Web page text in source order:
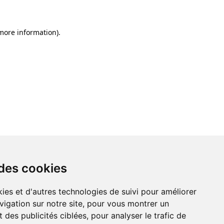
cookies
et d'autres technologies de suivi pour améliorer
sur notre site, pour vous montrer un
des publicités ciblées, pour analyser le trafic de
information).